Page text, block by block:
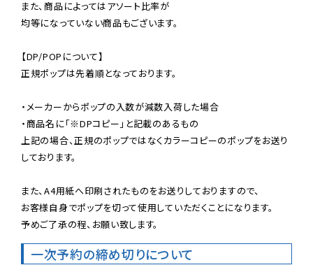
また、商品によってはアソート比率が
均等になっていない商品もございます。
【DP/POPについて】
正規ポップは先着順となっております。
・メーカーからポップの入数が減数入荷した場合
・商品名に「※DPコピー」と記載のあるもの
上記の場合、正規のポップではなくカラーコピーのポップをお送り
しております。
また、A4用紙へ印刷されたものをお送りしておりますので、
お客様自身でポップを切って使用していただくことになります。
予めご了承の程、お願い致します。
一次予約の締め切りについて